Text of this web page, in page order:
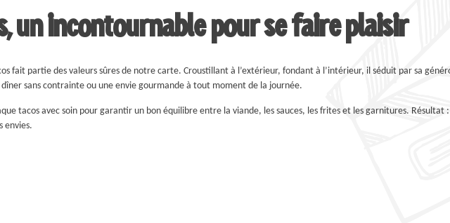
un incontournable pour se faire plaisir
fait partie des valeurs sûres de notre carte. Croustillant à l’extérieur, fondant à l’intérieur, il séduit par sa
sans contrainte ou une envie gourmande à tout moment de la journée.
tacos avec soin pour garantir un bon équilibre entre la viande, les sauces, les frites et les garnitures.
envies.